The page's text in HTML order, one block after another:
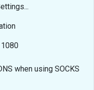
1080
when using SOCKS